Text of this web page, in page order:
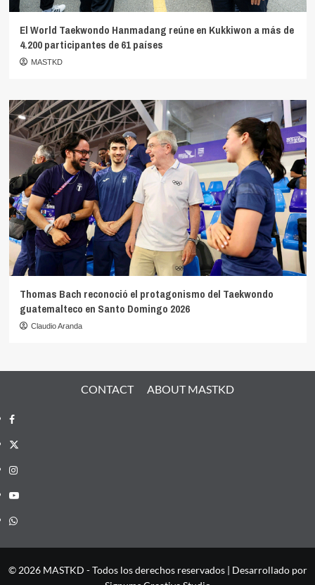
El World Taekwondo Hanmadang reúne en Kukkiwon a más de
4.200 participantes de 61 países
MASTKD
Thomas Bach reconoció el protagonismo del Taekwondo
guatemalteco en Santo Domingo 2026
Claudio Aranda
CONTACT ABOUT MASTKD
Facebook
X
Instagram
YouTube
Whatsapp